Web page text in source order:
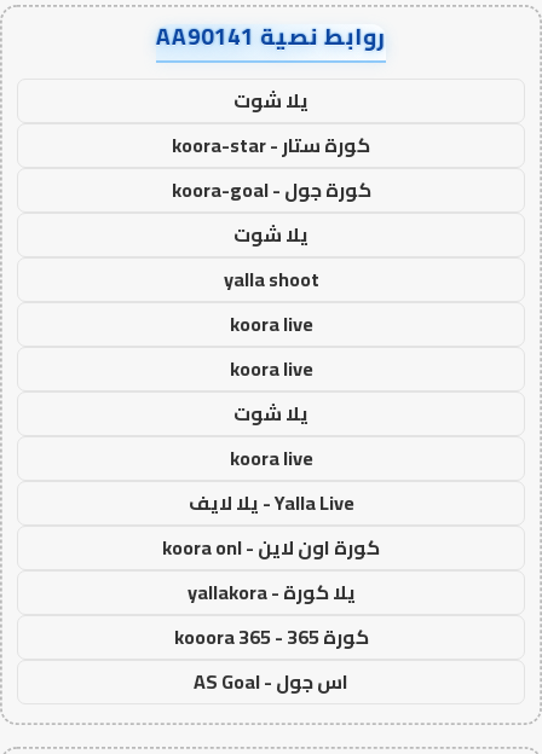
روابط نصية AA90141
يلا شوت
كورة ستار - koora-star
كورة جول - koora-goal
يلا شوت
yalla shoot
koora live
koora live
يلا شوت
koora live
Yalla Live - يلا لايف
كورة اون لاين - koora onl
يلا كورة - yallakora
كورة 365 - kooora 365
اس جول - AS Goal